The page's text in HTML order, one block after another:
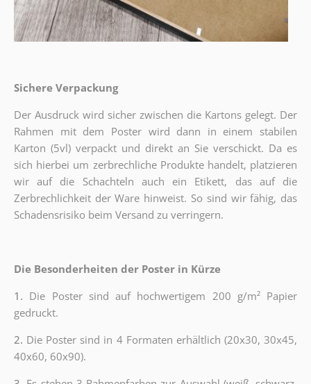
Sichere Verpackung
Der Ausdruck wird sicher zwischen die Kartons gelegt. Der
Rahmen mit dem Poster wird dann in einem stabilen
Karton (5vl) verpackt und direkt an Sie verschickt. Da es
sich hierbei um zerbrechliche Produkte handelt, platzieren
wir auf die Schachteln auch ein Etikett, das auf die
Zerbrechlichkeit der Ware hinweist. So sind wir fähig, das
Schadensrisiko beim Versand zu verringern.
Die Besonderheiten der Poster in Kürze
1. Die Poster sind auf hochwertigem 200 g/m² Papier
gedruckt.
2. Die Poster sind in 4 Formaten erhältlich (20x30, 30x45,
40x60, 60x90).